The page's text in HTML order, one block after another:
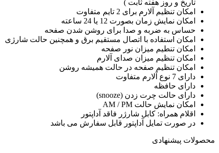
تاریخ و روز هفته ثابت )
امکان تنظیم آلارم برای 2 تایم متفاوت
امکان نمایش زمان بصورت 12 یا 24 ساعته
حساس به ضربه و صدا برای روشن شدن صفحه
امکان استفاده با اتصال مستقیم برق و همچنین حالت شارژی
امکان تنطیم میزان نور صفحه
امکان تنظیم میزان صدای آلارم
امکان تنظیم صفحه در حالت همیشه روشن
دارای 7 نوع آلارم متفاوت
دارای حافظه
دارای حالت چرت زدن (snooze)
امکان نمایش حالت AM / PM
اقلام همراه: کابل شارژر فاقد آداپتور
در صورت تمایل آداپتور قابل سفارش می باشد
محصولات پیشنهادی